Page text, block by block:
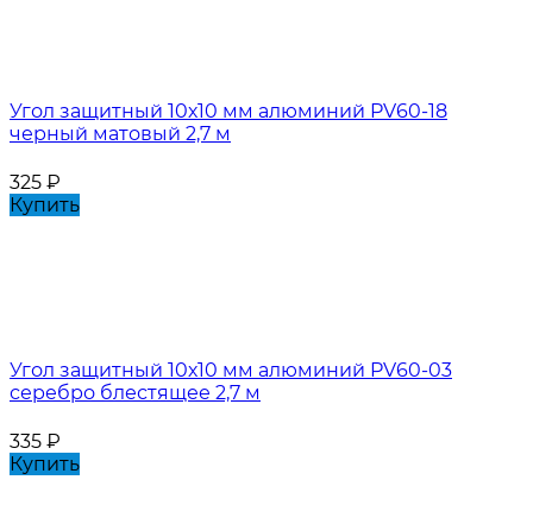
Угол защитный 10х10 мм алюминий PV60-18
черный матовый 2,7 м
325 ₽
Купить
Угол защитный 10х10 мм алюминий PV60-03
серебро блестящее 2,7 м
335 ₽
Купить